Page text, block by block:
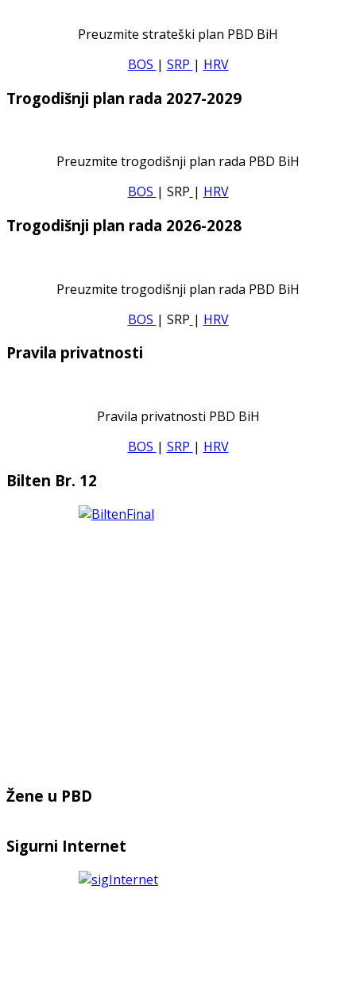
Preuzmite strateški plan PBD BiH
BOS | SRP | HRV
Trogodišnji plan rada 2027-2029
Preuzmite trogodišnji plan rada PBD BiH
BOS | SRP | HRV
Trogodišnji plan rada 2026-2028
Preuzmite trogodišnji plan rada PBD BiH
BOS | SRP | HRV
Pravila privatnosti
Pravila privatnosti PBD BiH
BOS | SRP | HRV
Bilten Br. 12
Žene u PBD
Sigurni Internet